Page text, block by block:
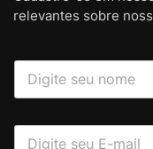
relevantes sobre